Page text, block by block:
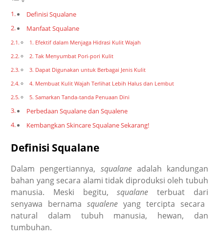
Definisi Squalane
Manfaat Squalane
1. Efektif dalam Menjaga Hidrasi Kulit Wajah
2. Tak Menyumbat Pori-pori Kulit
3. Dapat Digunakan untuk Berbagai Jenis Kulit
4. Membuat Kulit Wajah Terlihat Lebih Halus dan Lembut
5. Samarkan Tanda-tanda Penuaan Dini
Perbedaan Squalane dan Squalene
Kembangkan Skincare Squalane Sekarang!
Definisi Squalane
Dalam pengertiannya, squalane adalah kandungan
bahan yang secara alami tidak diproduksi oleh tubuh
manusia. Meski begitu,squalane terbuat dari
senyawa bernamasqualene yang tercipta secara
natural dalam tubuh manusia, hewan, dan
tumbuhan.